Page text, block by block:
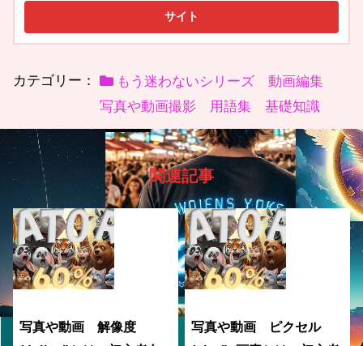
カテゴリー：
もう迷わないシリーズ 動画編集
写真や動画撮影 用語集 基礎知識
関連記事
写真や動画 解像度
写真や動画 ピクセル